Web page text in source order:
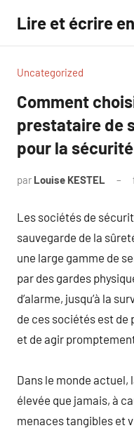
contenu
Lire et écrire
Uncategorized
Comment
prestataire de
pour la
par Louise KESTEL
Les sociétés de
sauvegarde de la
une large gamme de
par des gardes
d’alarme, jusqu’à la
de ces sociétés est
et de agir
Dans le monde
élevée que jamais, à
menaces tangibles et